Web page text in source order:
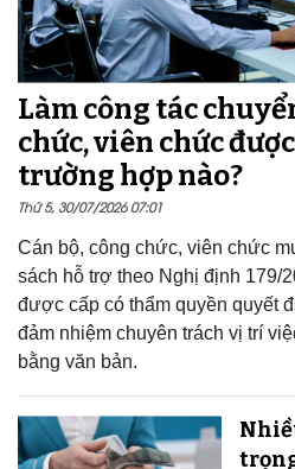
Làm công tác
chức, viên chức
trường hợp nào?
Thứ 5, 30/07/2026 07:01
Cán bộ, công chức, viên chức
sách hỗ trợ theo Nghị định 179/
được cấp có thẩm quyền quyết
đảm nhiệm chuyên trách vị trí
bằng văn bản.